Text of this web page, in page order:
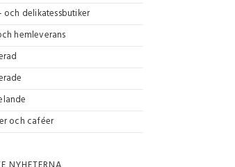
och delikatessbutiker
hemleverans
och caféer